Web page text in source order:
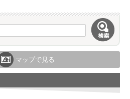
マップで見る